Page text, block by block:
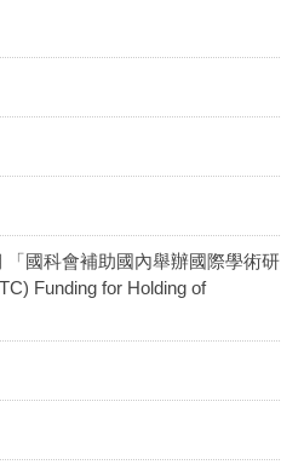
「國科會補助國內舉辦國際學術研
Funding for Holding of